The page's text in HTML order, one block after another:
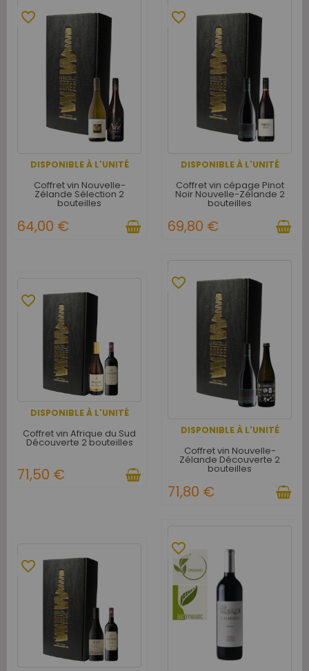
DISPONIBLE À L'UNITÉ
favorite_border
Coffret vin Nouvelle-
Zélande Sélection 2
bouteilles
64,00 €
DISPONIBLE À L'UNITÉ
favorite_border
Coffret vin cépage Pinot
Noir Nouvelle-Zélande 2
bouteilles
69,80 €
DISPONIBLE À L'UNITÉ
favorite_border
Coffret vin Afrique du Sud
Découverte 2 bouteilles
71,50 €
DISPONIBLE À L'UNITÉ
favorite_border
Coffret vin Nouvelle-
Zélande Découverte 2
bouteilles
71,80 €
favorite_border
favorite_border